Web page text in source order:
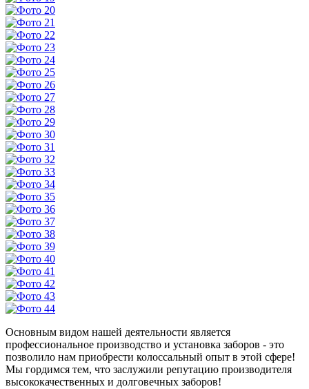
Основным видом нашей деятельности является
профессиональное производство и установка заборов - это
позволило нам приобрести колоссальный опыт в этой сфере!
Мы гордимся тем, что заслужили репутацию производителя
высококачественных и долговечных заборов!